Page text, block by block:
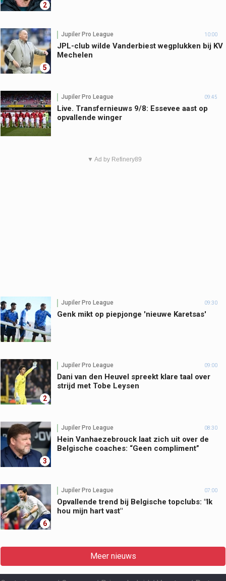
2
5
Jupiler Pro League 10:00
JPL-club wilde Vanderbiest wegplukken bij KV
Mechelen
Jupiler Pro League 09:45
Live. Transfernieuws 9/8: Essevee aast op
opvallende winger
▼ Ad by Refinery89
Jupiler Pro League 09:30
Genk mikt op piepjonge 'nieuwe Karetsas'
2
Jupiler Pro League 09:00
Dani van den Heuvel spreekt klare taal over
strijd met Tobe Leysen
3
Jupiler Pro League 08:30
Hein Vanhaezebrouck laat zich uit over de
Belgische coaches: “Geen compliment”
6
Jupiler Pro League 07:00
Opvallende trend bij Belgische topclubs: "Ik
hou mijn hart vast"
Meer nieuws